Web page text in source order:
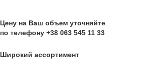
Цену на Ваш объем уточняйте
по телефону +38 063 545 11 33
Широкий ассортимент